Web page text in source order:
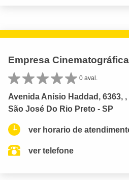
Empresa
0 aval.
Avenida Anísio Haddad, 6363,
São José Do Rio Preto - SP
ver horario de
ver telefone